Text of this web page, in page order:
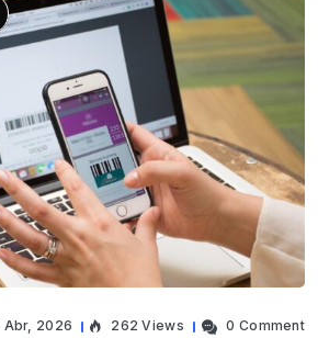
Abr, 2026 262 Views 0 Comment